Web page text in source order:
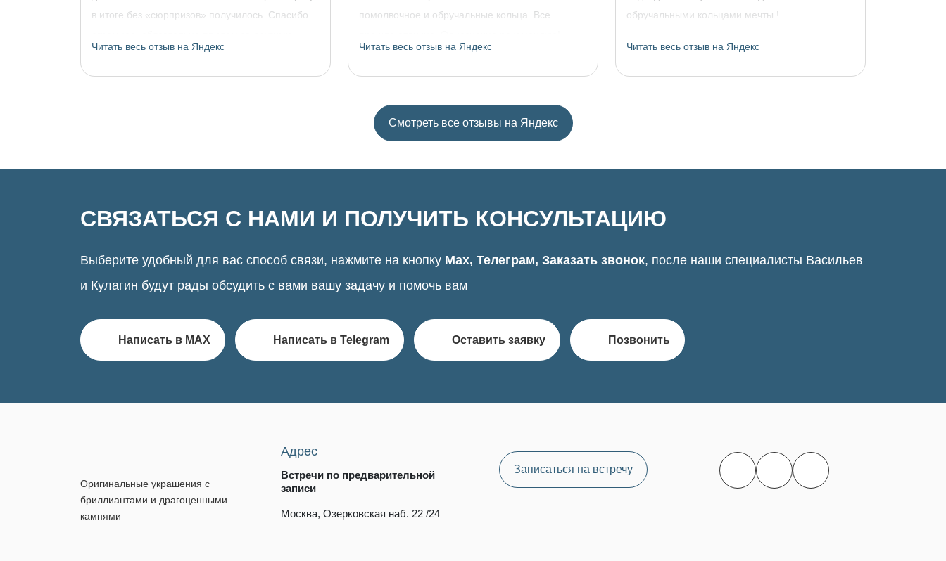
в итоге без «сюрпризов» получилось. Спасибо
украшениями!
Читать весь отзыв на Яндекс
помолвочное и обручальные кольца. Все
Читать весь отзыв на Яндекс
обручальными кольцами мечты !
Читать весь отзыв на Яндекс
Смотреть все отзывы на Яндекс
СВЯЗАТЬСЯ С НАМИ И ПОЛУЧИТЬ КОНСУЛЬТАЦИЮ
Выберите удобный для вас способ связи, нажмите на кнопку Max, Телеграм, Заказать звонок, после наши специалисты Васильев
и Кулагин будут рады обсудить с вами вашу задачу и помочь вам
Написать в MAX Написать в Telegram Оставить заявку Позвонить
Оригинальные украшения с
бриллиантами и драгоценными
камнями
Адрес
Встречи по предварительной
записи
Москва, Озерковская наб. 22 /24
Записаться на встречу